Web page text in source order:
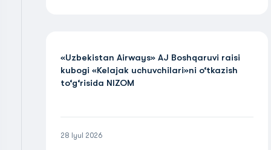
«Uzbekistan Airways» AJ Boshqaruvi raisi
kubogi «Kelajak uchuvchilari»ni o‘tkazish
to‘g‘risida NIZOM
28 Iyul 2026